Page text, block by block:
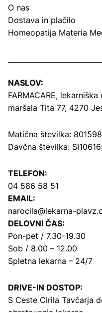
O nas
Dostava in plačilo
Homeopatija Materia
NASLOV:
FARMACARE,
maršala Tita 77, 4270
Matična številka:
Davčna številka:
TELEFON:
04 586 58 51
EMAIL:
narocila@lekarna-
DELOVNI ČAS:
Pon-pet / 7.30-19.30
Sob / 8.00 – 12.00
Spletna lekarna – 24/7
DRIVE-IN DOSTOP:
S Ceste Cirila Tavčarja